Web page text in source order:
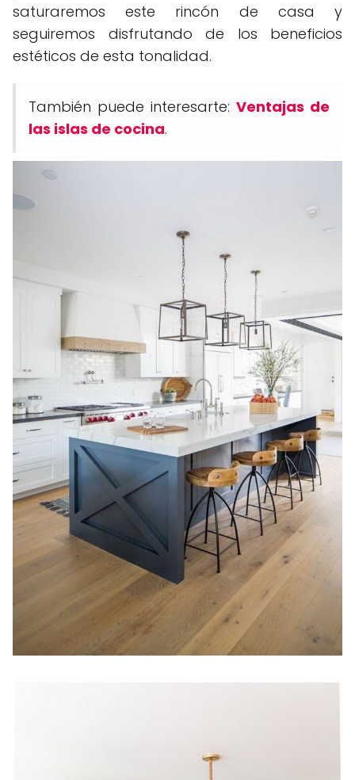
saturaremos este rincón de casa y
seguiremos disfrutando de los beneficios
estéticos de esta tonalidad.
También puede interesarte: Ventajas de
las islas de cocina.